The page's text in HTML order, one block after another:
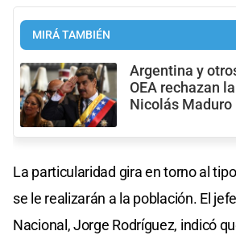
MIRÁ TAMBIÉN
Argentina y
OEA rechazan
Nicolás Maduro
La particularidad gira en torno al
se le realizarán a la población. El
Nacional, Jorge Rodríguez, indicó